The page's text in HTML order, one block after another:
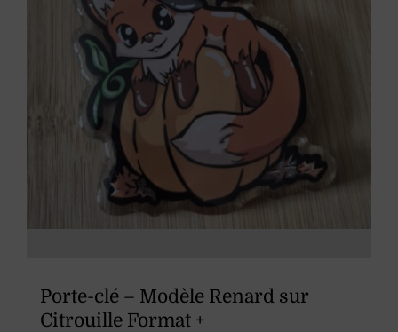
Porte-clé – Modèle Renard sur
Citrouille Format +